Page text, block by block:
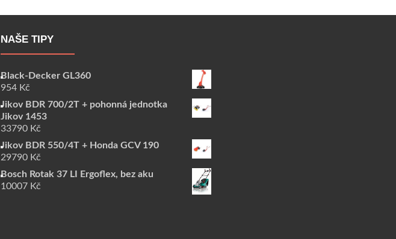
NAŠE TIPY
Black-Decker GL360
954 Kč
Jikov BDR 700/2T + pohonná jednotka
Jikov 1453
33790 Kč
Jikov BDR 550/4T + Honda GCV 190
29790 Kč
Bosch Rotak 37 LI Ergoflex, bez aku
10007 Kč